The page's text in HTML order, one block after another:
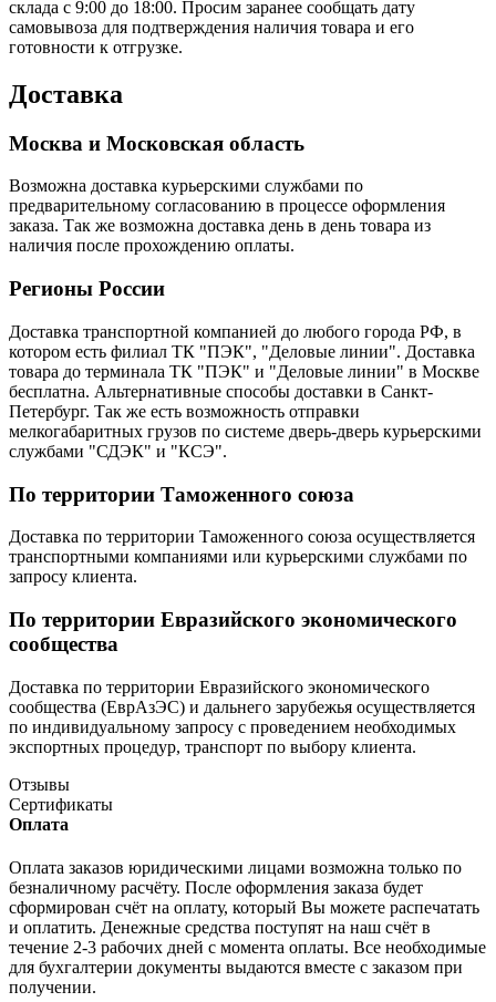
склада с 9:00 до 18:00. Просим заранее сообщать дату
самовывоза для подтверждения наличия товара и его
готовности к отгрузке.
Доставка
Москва и Московская область
Возможна доставка курьерскими службами по
предварительному согласованию в процессе оформления
заказа. Так же возможна доставка день в день товара из
наличия после прохождению оплаты.
Регионы России
Доставка транспортной компанией до любого города РФ, в
котором есть филиал ТК "ПЭК", "Деловые линии". Доставка
товара до терминала ТК "ПЭК" и "Деловые линии" в Москве
бесплатна. Альтернативные способы доставки в Санкт-
Петербург. Так же есть возможность отправки
мелкогабаритных грузов по системе дверь-дверь курьерскими
службами "СДЭК" и "КСЭ".
По территории Таможенного союза
Доставка по территории Таможенного союза осуществляется
транспортными компаниями или курьерскими службами по
запросу клиента.
По территории Евразийского экономического
сообщества
Доставка по территории Евразийского экономического
сообщества (ЕврАзЭС) и дальнего зарубежья осуществляется
по индивидуальному запросу с проведением необходимых
экспортных процедур, транспорт по выбору клиента.
Отзывы
Сертификаты
Оплата
Оплата заказов юридическими лицами возможна только по
безналичному расчёту. После оформления заказа будет
сформирован счёт на оплату, который Вы можете распечатать
и оплатить. Денежные средства поступят на наш счёт в
течение 2-3 рабочих дней с момента оплаты. Все необходимые
для бухгалтерии документы выдаются вместе с заказом при
получении.